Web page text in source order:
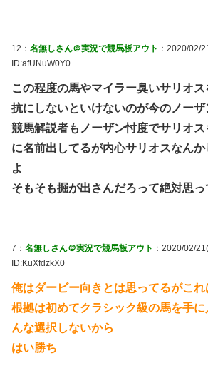
12： 名無しさん＠実況で競馬板アウト ：2020/02/
ID:afUNuW0Y0
この程度の馬やマイラー臭いサリオ
抗にしないといけないのが今のノー
競馬解説者もノーザン忖度でサリオ
に名前出してるが内心サリオスなん
よ
そもそも掘が出さんだろって絶対思っ
7： 名無しさん＠実況で競馬板アウト ：2020/02/
ID:KuXfdzkX0
俺はダービー向きとは思ってるがこれ
根拠は初めてクラシック級の馬を手
んな選択しないから
はい勝ち